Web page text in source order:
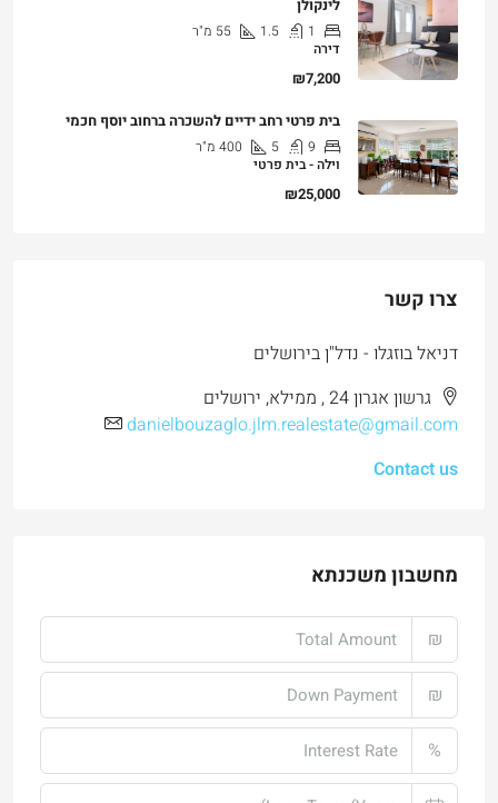
לינקולן
1
1.5
55 מ"ר
דירה
₪7,200
בית פרטי רחב ידיים להשכרה ברחוב יוסף חכמי
9
5
400 מ"ר
וילה - בית פרטי
₪25,000
צרו קשר
דניאל בוזגלו - נדל"ן בירושלים
גרשון אגרון 24 , ממילא, ירושלים
danielbouzaglo.jlm.realestate@gmail.com
Contact us
מחשבון משכנתא
₪
₪
%